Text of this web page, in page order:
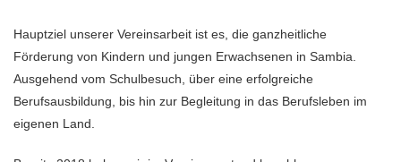
Hauptziel unserer Vereinsarbeit ist es, die ganzheitliche
Förderung von Kindern und jungen Erwachsenen in Sambia.
Ausgehend vom Schulbesuch, über eine erfolgreiche
Berufsausbildung, bis hin zur Begleitung in das Berufsleben im
eigenen Land.